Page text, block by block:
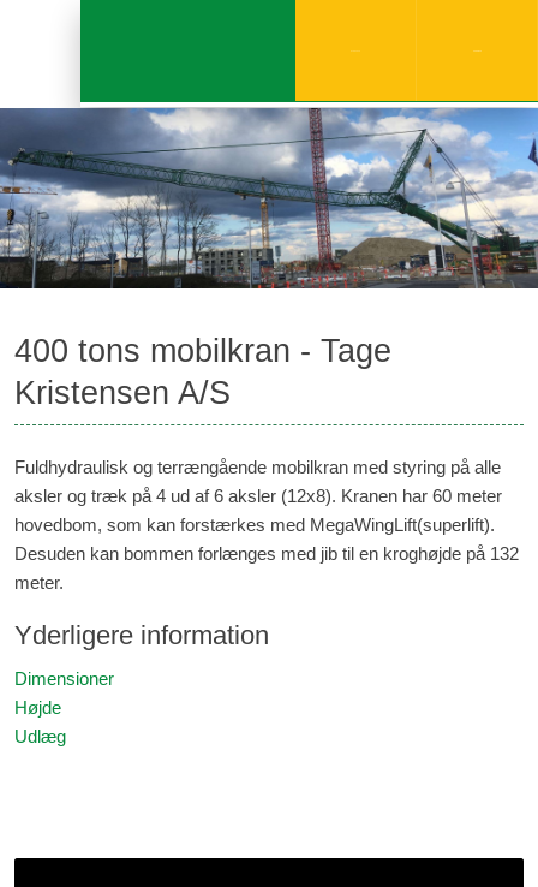
400 tons mobilkran - Tage
Kristensen A/S
Fuldhydraulisk og terrængående mobilkran med styring på alle
aksler og træk på 4 ud af 6 aksler (12x8). Kranen har 60 meter
hovedbom, som kan forstærkes med MegaWingLift(superlift).
Desuden kan bommen forlænges med jib til en kroghøjde på 132
meter.
Yderligere information
Dimensioner
Højde
Udlæg